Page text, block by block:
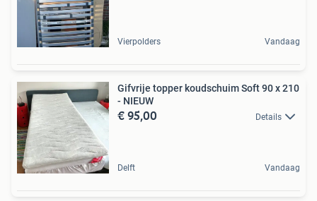
Vierpolders Vandaag
Gifvrije topper koudschuim Soft 90 x 210
- NIEUW
€ 95,00 Details
Delft Vandaag